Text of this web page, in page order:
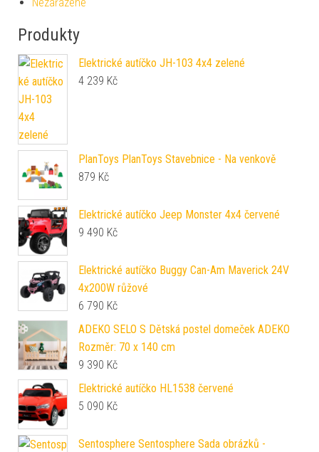
Nezařazené
Produkty
Elektrické autíčko JH-103 4x4 zelené
4 239 Kč
PlanToys PlanToys Stavebnice - Na venkově
879 Kč
Elektrické autíčko Jeep Monster 4x4 červené
9 490 Kč
Elektrické autíčko Buggy Can-Am Maverick 24V
4x200W růžové
6 790 Kč
ADEKO SELO S Dětská postel domeček ADEKO
Rozměr: 70 x 140 cm
9 390 Kč
Elektrické autíčko HL1538 červené
5 090 Kč
Sentosphere Sentosphere Sada obrázků -